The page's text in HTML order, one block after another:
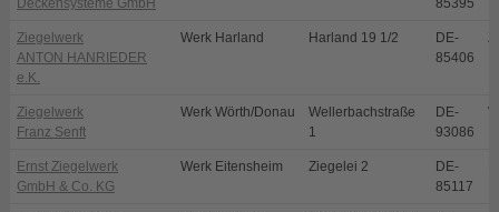
Deckensysteme GmbH
85395
Ziegelwerk
ANTON HANRIEDER
e.K.
Werk Harland Harland 19 1/2
DE-
85406
Ziegelwerk
Franz Senft
Werk Wörth/Donau
Wellerbachstraße
1
DE-
93086
Ernst Ziegelwerk
GmbH & Co. KG
Werk Eitensheim Ziegelei 2
DE-
85117